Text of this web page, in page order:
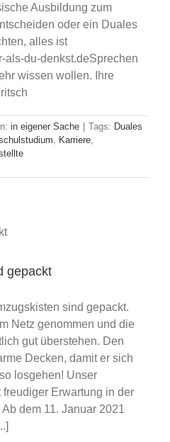
Ausbildung zum
oder ein Duales
alles ist
als-du-denkst.deSprechen
wissen wollen. Ihre
in eigener Sache Tags: Duales
Karriere
gepackt
sind gepackt.
Netz genommen und die
gut überstehen. Den
Decken, damit er sich
losgehen! Unser
Erwartung in der
dem 11. Januar 2021